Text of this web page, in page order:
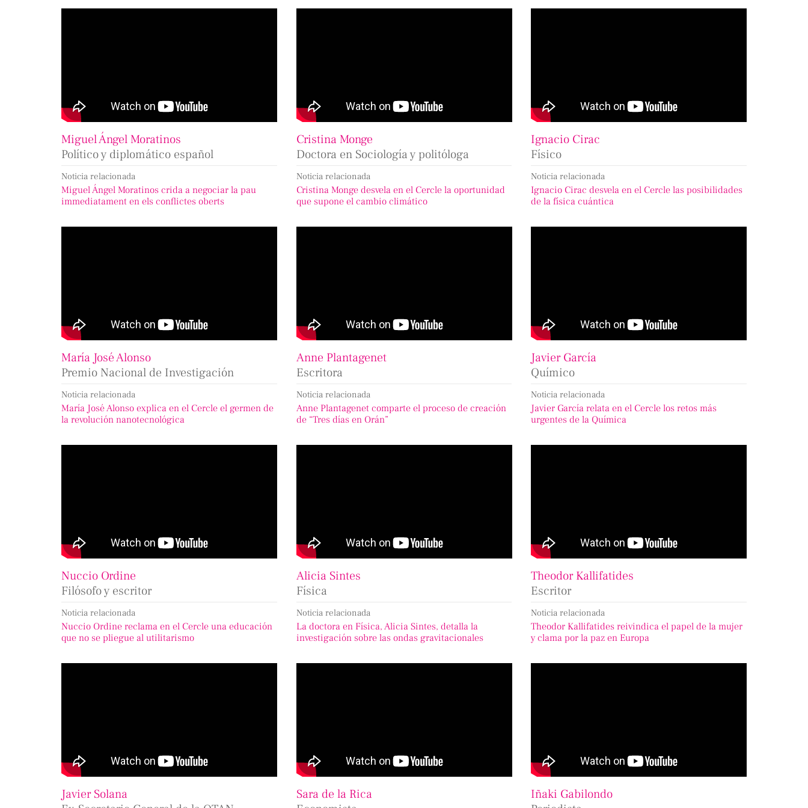
Miguel Ángel Moratinos
Político y diplomático español
Noticia relacionada
Miguel Ángel Moratinos crida a negociar la pau
immediatament en els conflictes oberts
Cristina Monge
Doctora en Sociología y politóloga
Noticia relacionada
Cristina Monge desvela en el Cercle la oportunidad
que supone el cambio climático
Ignacio Cirac
Físico
Noticia relacionada
Ignacio Cirac desvela en el Cercle las posibilidades
de la física cuántica
María José Alonso
Premio Nacional de Investigación
Noticia relacionada
María José Alonso explica en el Cercle el germen de
la revolución nanotecnológica
Anne Plantagenet
Escritora
Noticia relacionada
Anne Plantagenet comparte el proceso de creación
de “Tres días en Orán”
Javier García
Químico
Noticia relacionada
Javier García relata en el Cercle los retos más
urgentes de la Química
Nuccio Ordine
Filósofo y escritor
Noticia relacionada
Nuccio Ordine reclama en el Cercle una educación
que no se pliegue al utilitarismo
Alicia Sintes
Física
Noticia relacionada
La doctora en Física, Alicia Sintes, detalla la
investigación sobre las ondas gravitacionales
Theodor Kallifatides
Escritor
Noticia relacionada
Theodor Kallifatides reivindica el papel de la mujer
y clama por la paz en Europa
Javier Solana
Sara de la Rica
Iñaki Gabilondo